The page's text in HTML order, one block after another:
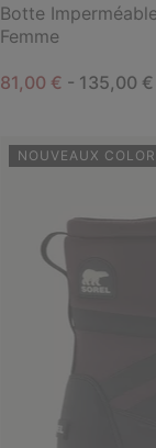
Botte
Femme
Minimum sale price:
81,00 € - 135,00 €
NOUVEAUX